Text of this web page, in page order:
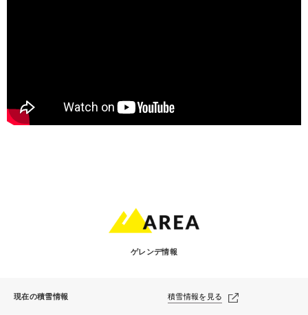
ゲレンデ情報
現在の積雪情報 積雪情報を見る